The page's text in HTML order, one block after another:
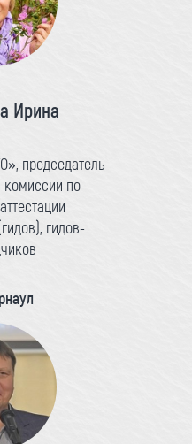
Ирина
председатель
комиссии по
гидов-